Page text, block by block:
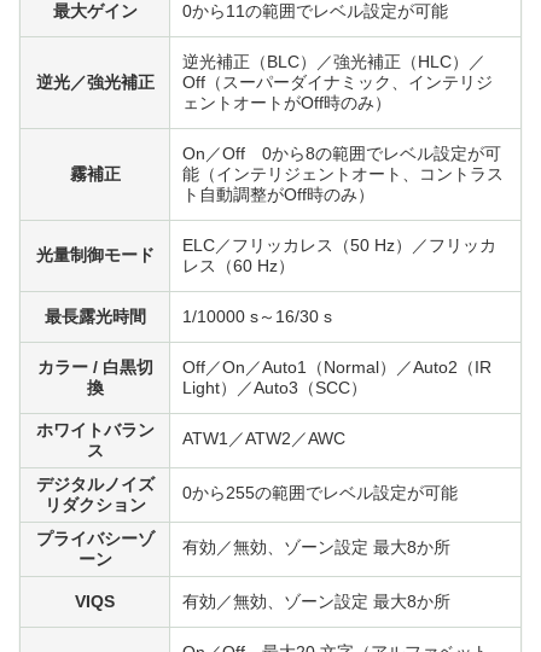
最大ゲイン 0から11の範囲でレベル設定が可能
逆光／強光補正
逆光補正（BLC）／強光補正（HLC）／
Off（スーパーダイナミック、インテリジ
ェントオートがOff時のみ）
霧補正
On／Off 0から8の範囲でレベル設定が可
能（インテリジェントオート、コントラス
ト自動調整がOff時のみ）
光量制御モード
ELC／フリッカレス（50 Hz）／フリッカ
レス（60 Hz）
最長露光時間 1/10000 s～16/30 s
カラー / 白黒切
換
Off／On／Auto1（Normal）／Auto2（IR
Light）／Auto3（SCC）
ホワイトバラン
ス
ATW1／ATW2／AWC
デジタルノイズ
リダクション
0から255の範囲でレベル設定が可能
プライバシーゾ
ーン
有効／無効、ゾーン設定 最大8か所
VIQS 有効／無効、ゾーン設定 最大8か所